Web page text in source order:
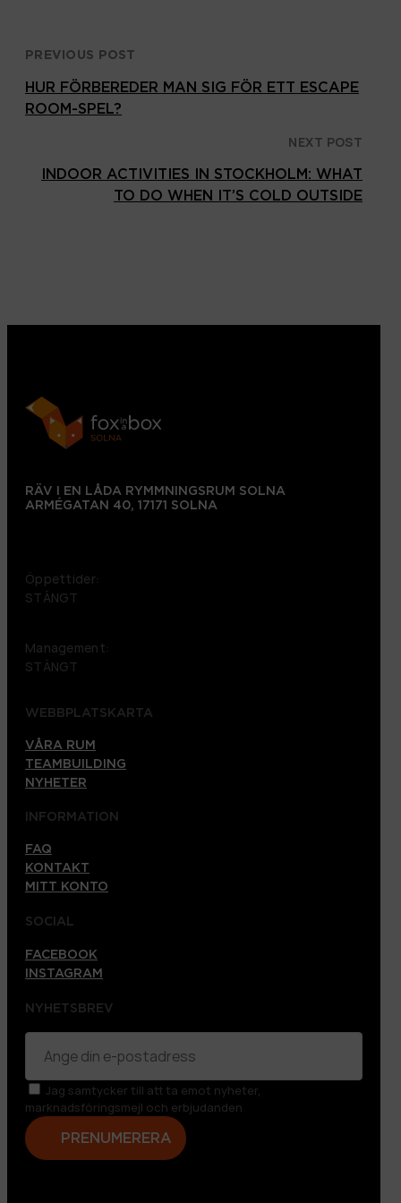
PREVIOUS POST
HUR FÖRBEREDER MAN SIG FÖR ETT ESCAPE
ROOM-SPEL?
NEXT POST
INDOOR ACTIVITIES IN STOCKHOLM: WHAT
TO DO WHEN IT’S COLD OUTSIDE
RÄV I EN LÅDA RYMMNINGSRUM SOLNA
ARMÉGATAN 40, 17171 SOLNA
Öppettider:
STÄNGT
Management:
STÄNGT
WEBBPLATSKARTA
VÅRA RUM
TEAMBUILDING
NYHETER
INFORMATION
FAQ
KONTAKT
MITT KONTO
SOCIAL
FACEBOOK
INSTAGRAM
NYHETSBREV
Jag samtycker till att ta emot nyheter,
marknadsföringsmejl och erbjudanden